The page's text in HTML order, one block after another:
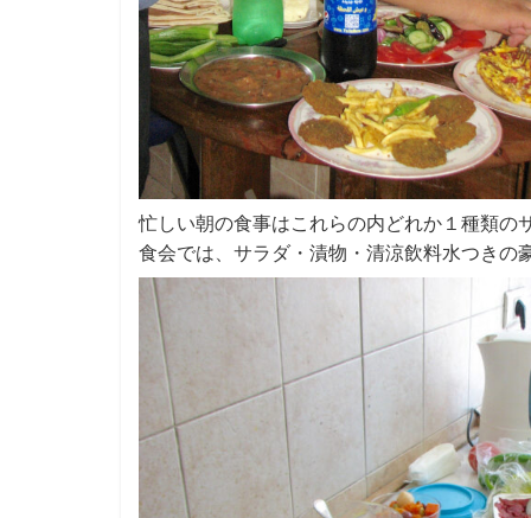
忙しい朝の食事はこれらの内どれか１種類
食会では、サラダ・漬物・清涼飲料水つきの